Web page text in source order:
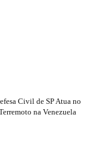
Civil de SP Atua no
na Venezuela